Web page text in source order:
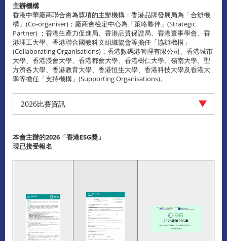
主辦機構
香港中華廠商聯合會為獎項的主辦機構；香港品牌發展局為「合辦機
構」(Co-organiser)；廠商會檢定中心為「策略夥伴」(Strategic
Partner) ；香港生產力促進局、香港品質保證局、香港董事學會、香
港理工大學、香港聯合國教科文組織協會等擔任「協辦機構」
(Collaborating Organisations)；香港數碼港管理有限公司、香港城市
大學、香港浸會大學、香港都會大學、香港樹仁大學、嶺南大學、聖
方濟各大學、香港教育大學、香港恒生大學、香港科技大學及香港大
學等擔任「支持機構」(Supporting Organisations)。
2026比賽資訊
本會主辦的2026「香港ESG獎」
現已接受報名